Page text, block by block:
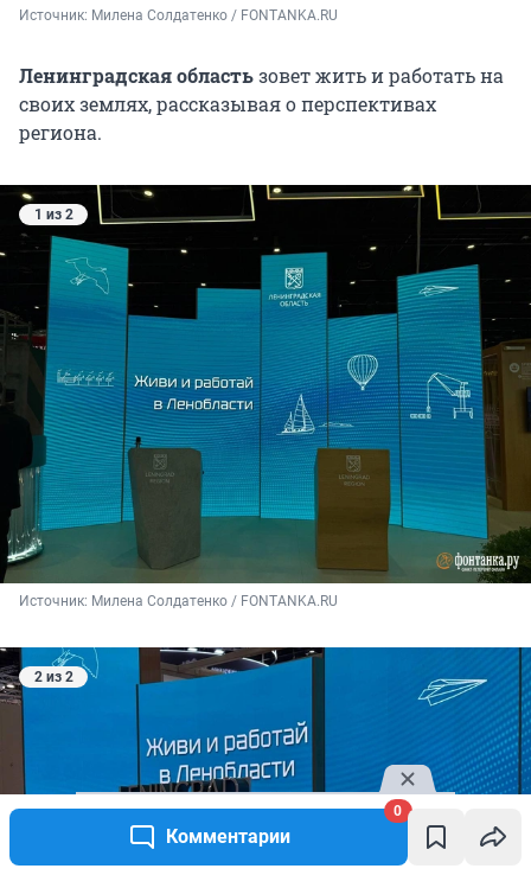
Комментарии
0
Источник: Милена Солдатенко / FONTANKA.RU
Ленинградская областьзовет жить и работать на
своих землях, рассказывая о перспективах
региона.
1 из 2
Источник: Милена Солдатенко / FONTANKA.RU
2 из 2